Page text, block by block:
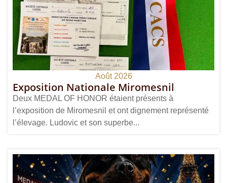
Août 2026
Exposition Nationale Miromesnil
Deux MEDAL OF HONOR étaient présents à
l’exposition de Miromesnil et ont dignement représenté
l’élevage. Ludovic et son superbe...